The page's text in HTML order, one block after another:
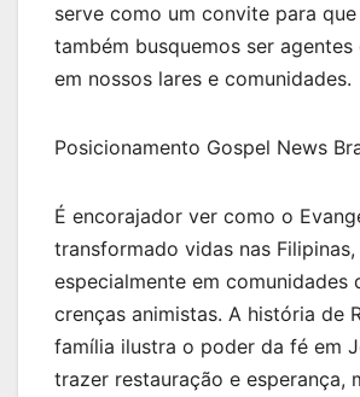
serve como um convite para
também busquemos ser agentes
em nossos lares e comunidades.
Posicionamento Gospel News
É encorajador ver como o
transformado vidas nas Filipinas,
especialmente em comunidades
crenças animistas. A história de
família ilustra o poder da fé em
trazer restauração e esperança,